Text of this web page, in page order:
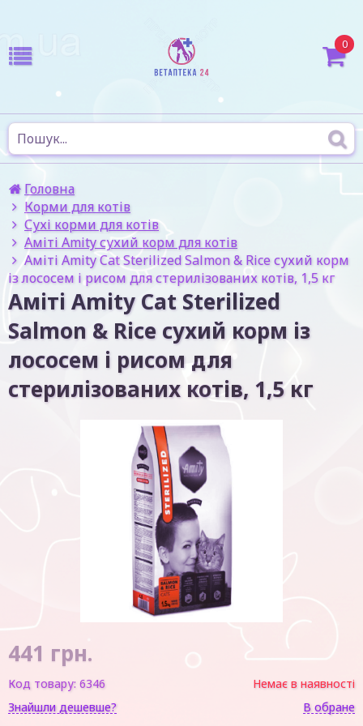
0
Головна
Корми для котів
Сухі корми для котів
Аміті Amity сухий корм для котів
Аміті Amity Cat Sterilized Salmon & Rice сухий корм
із лососем і рисом для стерилізованих котів, 1,5 кг
Аміті Amity Cat Sterilized
Salmon & Rice сухий корм із
лососем і рисом для
стерилізованих котів, 1,5 кг
441 грн.
Код товару: 6346
Немає в наявності
Знайшли дешевше?
В обране